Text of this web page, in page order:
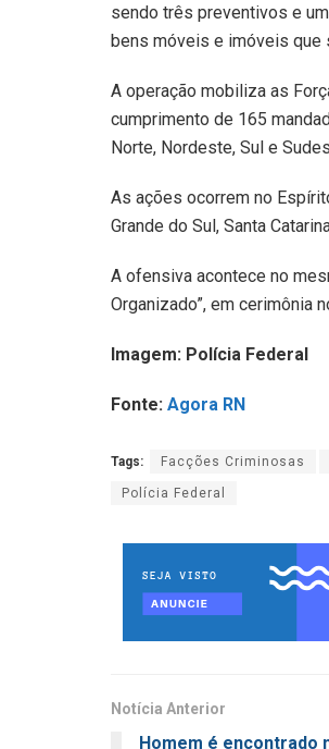
sendo três preventivos e
bens móveis e imóveis que
A operação mobiliza as
cumprimento de 165
Norte, Nordeste, Sul e
As ações ocorrem no
Grande do Sul, Santa
A ofensiva acontece no
Organizado”, em cerimônia
Imagem: Polícia Federal
Fonte: Agora RN
Tags: Facções Criminosas
Polícia Federal
Notícia Anterior
Homem é encontrado